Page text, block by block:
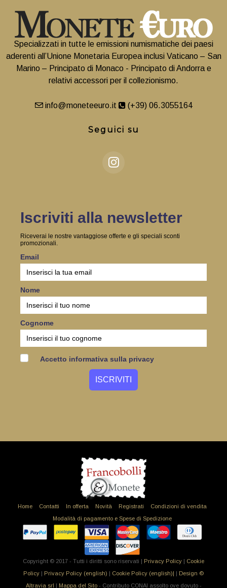
Specializzati in tutte le emissioni numismatiche dei paesi
aderenti all’Unione Monetaria Europea inclusi Vaticano – San
Marino – Principato di Monaco - Principato di Andorra e
relativi accessori per il collezionismo.
info@moneteeuro.it (+39) 06.3055164
Seguici su
Iscriviti alla newsletter
Riceverai le nostre vantaggiose offerte e gli speciali sconti
promozionali.
Email
Nome
Cognome
Accetto informativa sulla privacy
Home Contatti In offerta Novità Registrati
Condizioni di vendita
Modalità di pagamento e Spese di Spedizione
Copyright © 2017 - Tutti i diritti sono riservati | Privacy Policy | Cookie
Policy | Privacy Policy (english) | Cookie Policy (english)| | Design ©
Altravia srl | Mappa del Sito- Contributo CONAI assolto ove dovuto -